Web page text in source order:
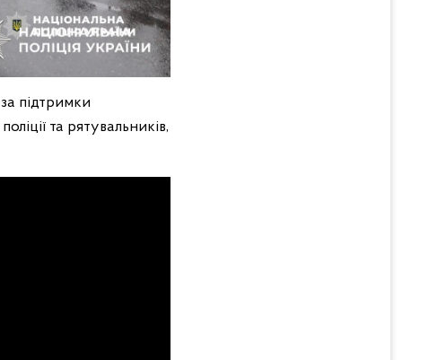
підтримки
та рятувальників,